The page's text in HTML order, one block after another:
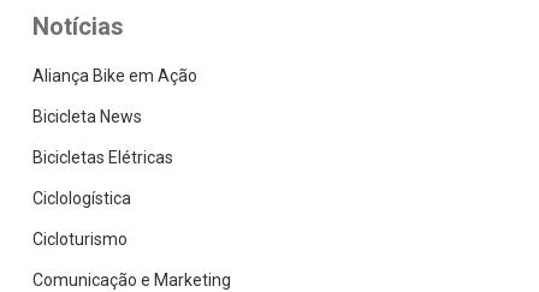
do
da
bike
Notícias
Aliança Bike em Ação
Bicicleta News
Bicicletas Elétricas
Ciclologística
Cicloturismo
Comunicação e Marketing